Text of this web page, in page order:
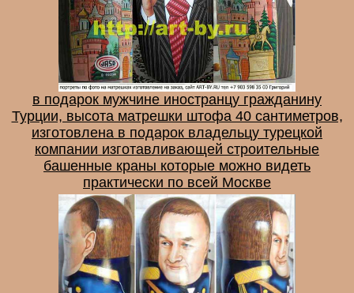
в подарок мужчине иностранцу гражданину
Турции, высота матрешки штофа 40 сантиметров,
изготовлена в подарок владельцу турецкой
компании изготавливающей строительные
башенные краны которые можно видеть
практически по всей Москве